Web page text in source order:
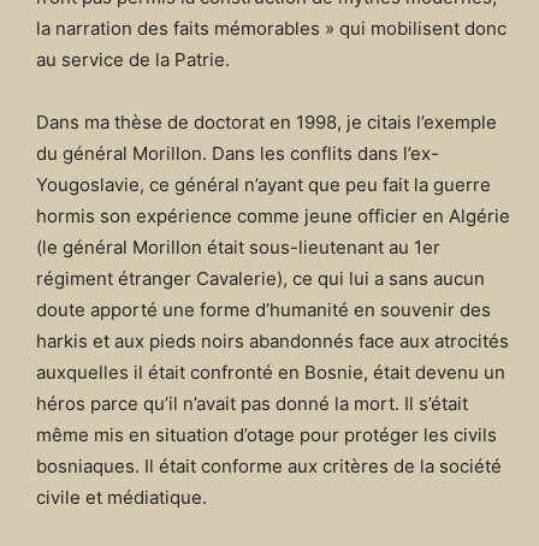
la narration des faits mémorables » qui mobilisent donc
au service de la Patrie.
Dans ma thèse de doctorat en 1998, je citais l’exemple
du général Morillon. Dans les conflits dans l’ex-
Yougoslavie, ce général n’ayant que peu fait la guerre
hormis son expérience comme jeune officier en Algérie
(le général Morillon était sous-lieutenant au 1er
régiment étranger Cavalerie), ce qui lui a sans aucun
doute apporté une forme d’humanité en souvenir des
harkis et aux pieds noirs abandonnés face aux atrocités
auxquelles il était confronté en Bosnie, était devenu un
héros parce qu’il n’avait pas donné la mort. Il s’était
même mis en situation d’otage pour protéger les civils
bosniaques. Il était conforme aux critères de la société
civile et médiatique.